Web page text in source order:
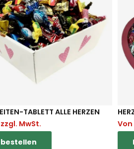
TABLETT ALLE HERZEN
zzgl. MwSt.
Von